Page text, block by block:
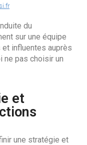
du
sur une équipe
influentes auprès
ne pas choisir un
et
une stratégie et